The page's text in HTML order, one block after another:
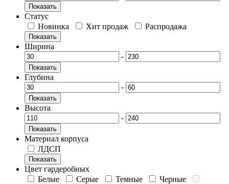
Показать
Статус
Новинка
Хит продаж Распродажа
Показать
Ширина
-
Показать
Глубина
-
Показать
Высота
-
Показать
Материал корпуса
ЛДСП
Показать
Цвет гардеробных
Белые
Серые Темные
Черные